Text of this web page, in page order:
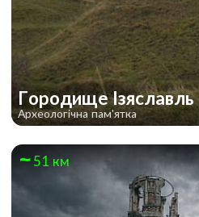
Городище Ізяславль
Археологічна пам'ятка
51 км